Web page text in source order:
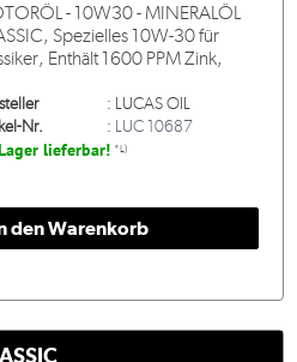
- 10W30 - MINERALÖL
Spezielles 10W-30 für
Enthält 1600 PPM Zink,
: LUCAS OIL
Nr.
: LUC 10687
lieferbar! *L)